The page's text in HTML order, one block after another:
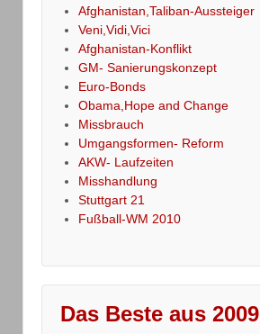
Afghanistan,Taliban-Aussteiger
Veni,Vidi,Vici
Afghanistan-Konflikt
GM- Sanierungskonzept
Euro-Bonds
Obama,Hope and Change
Missbrauch
Umgangsformen- Reform
AKW- Laufzeiten
Misshandlung
Stuttgart 21
Fußball-WM 2010
Das Beste aus 2009